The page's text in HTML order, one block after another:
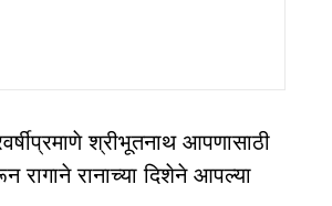
श्रीभूतनाथ आपणासाठी
रागाने रानाच्या दिशेने आपल्या